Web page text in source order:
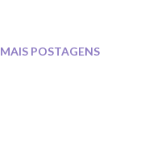
MAIS POSTAGENS